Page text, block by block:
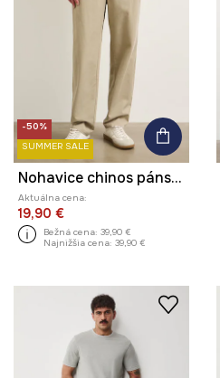
-50%
SUMMER SALE
Nohavice chinos pánske s lyocellom hladké
Aktuálna cena:
19,90 €
Bežná cena: 39,90 €
Najnižšia cena: 39,90 €